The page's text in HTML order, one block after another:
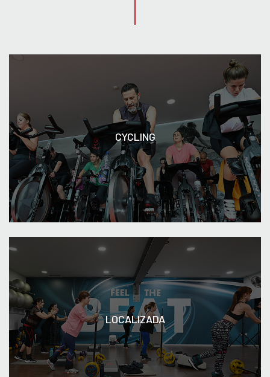
CYCLING
LOCALIZADA